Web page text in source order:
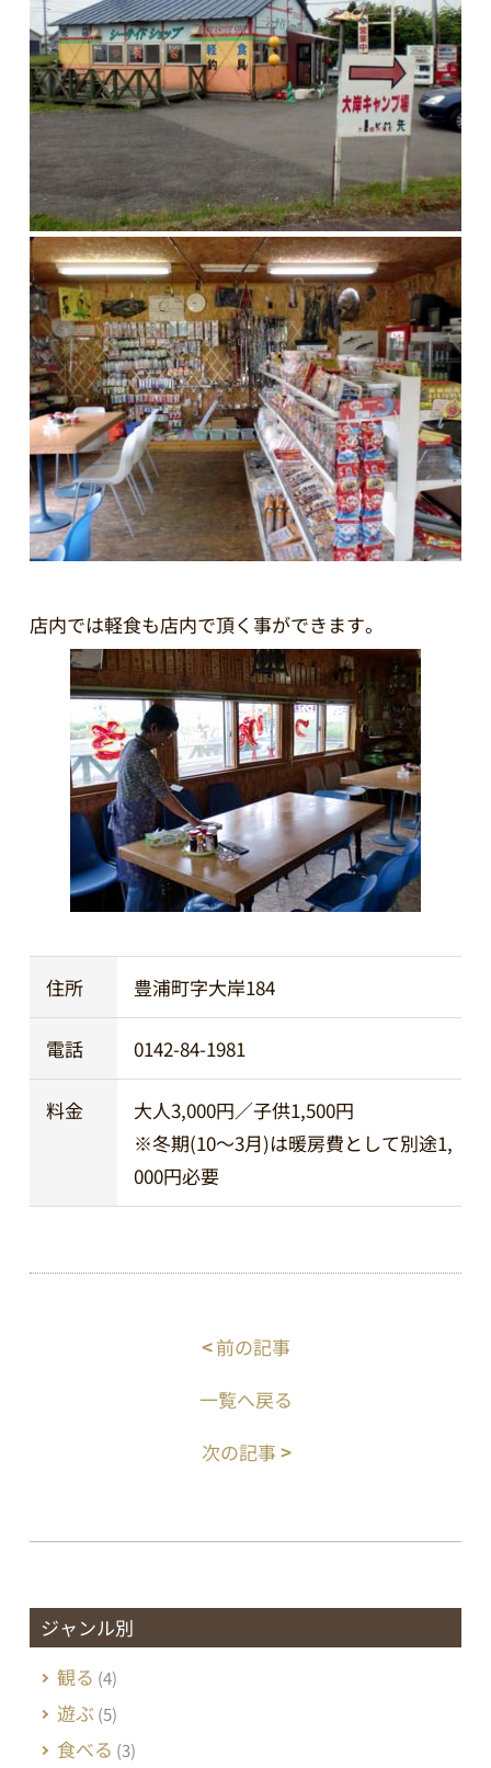
店内では軽食も店内で頂く事ができます。
住所 豊浦町字大岸184
電話 0142-84-1981
料金
大人3,000円／子供1,500円
※冬期(10～3月)は暖房費として別途1,
000円必要
<前の記事
一覧へ戻る
次の記事 >
ジャンル別
観る (4)
遊ぶ (5)
食べる (3)